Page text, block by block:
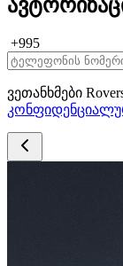
+995
ვეთანხმები